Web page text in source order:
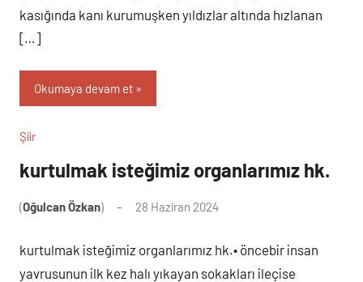
kasığında kanı kurumuşken yıldızlar altında hızlanan
[…]
Okumaya devam et
Şiir
kurtulmak isteğimiz organlarımız hk.
(Oğulcan Özkan) 28 Haziran 2024
kurtulmak isteğimiz organlarımız hk.• öncebir insan
yavrusunun ilk kez halı yıkayan sokakları ileçise